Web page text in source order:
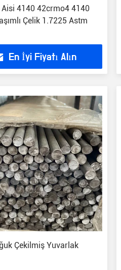
4140 42crmo4 4140
Çelik 1.7225 Astm
En İyi Fiyatı Alın
Çekilmiş Yuvarlak